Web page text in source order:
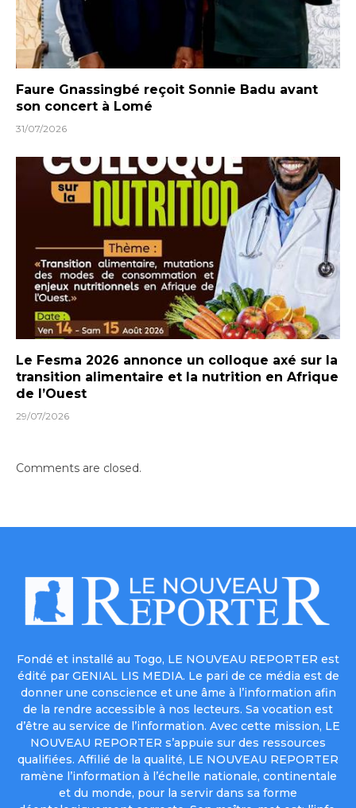
Faure Gnassingbé reçoit Sonnie Badu avant
son concert à Lomé
31/07/2026
Le Fesma 2026 annonce un colloque axé sur la
transition alimentaire et la nutrition en Afrique
de l’Ouest
29/07/2026
Comments are closed.
Fondé et installé au Togo, LE NOUVEAU REPORTER est
édité par GENIAL LIS MEDIA. Le pari de ce média est de
donner une conscience et une âme à l’information afin
de la rendre accessible à nos lecteurs. Sa vocation est
d’être au service de l’information. Avec cette mission, LE
NOUVEAU REPORTER s’appuie sur des ressources
qualifiées. Affilié de la qualité, LE NOUVEAU REPORTER
ramène l’information à l’échelle nationale, continentale
et du monde, pour la servir dans sa forme